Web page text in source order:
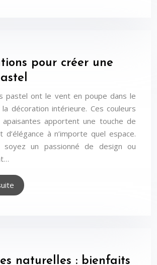
pour créer une
pastel ont le vent en poupe dans le
décoration intérieure. Ces couleurs
apportent une touche de
d’élégance à n’importe quel espace.
soyez un passionné de design ou
naturelles : bienfaits